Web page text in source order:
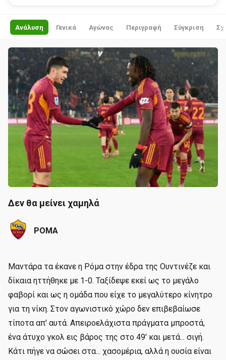
Ανάλυση Γενικά Αγώνας Περιγραφή Σύγκριση
Δεν θα μείνει χαμηλά
ΡΟΜΑ
Μαντάρα τα έκανε η Ρόμα στην έδρα της Ουντινέζε και
δίκαια ηττήθηκε με 1-0. Ταξίδεψε εκεί ως το μεγάλο
φαβορί και ως η ομάδα που είχε το μεγαλύτερο κίνητρο
για τη νίκη. Στον αγωνιστικό χώρο δεν επιβεβαίωσε
τίποτα απ' αυτά. Απειροελάχιστα πράγματα μπροστά,
ένα άτυχο γκολ εις βάρος της στο 49' και μετά... σιγή.
Κάτι πήγε να σώσει στα... χασομέρια, αλλά η ουσία είναι